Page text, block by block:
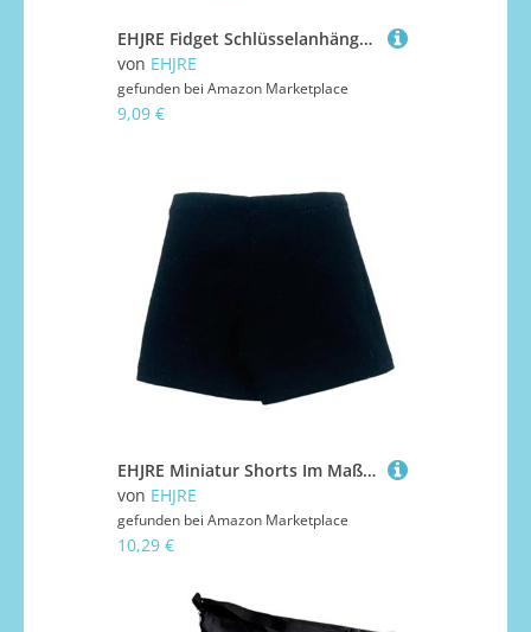
EHJRE Fidget Schlüsselanhänger Fidget Party Supplies Kompakte Mechanische Taste Taste 9 Tasten für Büro Zuhause Geburtstag, Style I
von EHJRE
gefunden bei Amazon Marketplace
9,09 €
EHJRE Miniatur Shorts Im Maßstab 1:6, Figurenkleidung, Fashion Dress Up, Cosplay Miniatur Puppenkostüm für 12'' Frauen, Figuren, Kostüm, Schwarz
von EHJRE
gefunden bei Amazon Marketplace
10,29 €